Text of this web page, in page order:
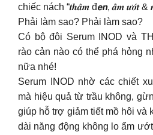
chiếc nách “𝒕𝒉𝒂̂𝒎 đ𝙚𝙣, 𝒂̂̉𝒎 𝒖̛𝒐̛́𝒕 &
Phải làm sao? Phải làm sao?
Có bộ đôi Serum INOD và
rào cản nào có thể phá hỏng
nữa nhé!
Serum INOD nhờ các chiết
mà hiệu quả từ trầu không,
giúp hỗ trợ giảm tiết mồ hôi và
dài năng động không lo ẩm